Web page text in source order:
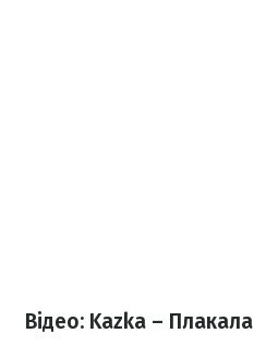
Відео: Kazka – Плакала